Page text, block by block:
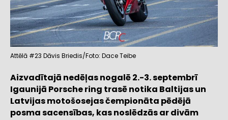
Attēlā #23 Dāvis Briedis/Foto: Dace Teibe
Aizvadītajā nedēļas nogalē 2.-3. septembrī
Igaunijā Porsche ring trasē notika Baltijas un
Latvijas motošosejas čempionāta pēdējā
posma sacensības, kas noslēdzās ar divām